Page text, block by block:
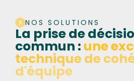
NOS SOLUTIONS
La prise de
commun : une
technique de
d'équipe